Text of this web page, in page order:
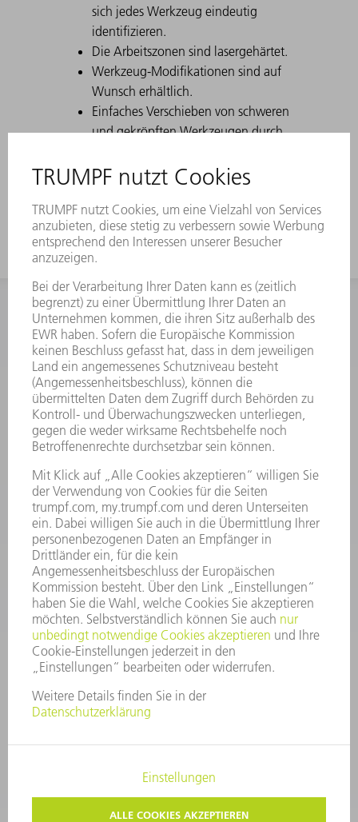
sich jedes Werkzeug eindeutig
identifizieren.
Die Arbeitszonen sind lasergehärtet.
Werkzeug-Modifikationen sind auf
Wunsch erhältlich.
Einfaches Verschieben von schweren
und gekröpften Werkzeugen durch
Durch eine starke Kröpfung speziell
INFORMATION
Häufig gestellte Fragen
Allgemeine Geschäftsbedingungen
KONTAKT
Kundenbetreuung TRUMPF Werkzeugmaschinen
+49 7156 303 33222
Mo - Fr: 07:30 - 17:30 Uhr
Erweiterte Rufbereitschaft per Service App Mo - Fr:
06:30 - 20.00 Uhr Sa: 07:00 - 12:00 Uhr
Kundenbetreuung@trumpf.com
KONTAKT
Service TRUMPF Lasertechnik
+49 7156 303 37444
Mo - Fr: 07:30 - 18:00 Uhr
Additive Manufacturing 07:30 - 17:30 Uhr
spareparts.tld@trumpf.com
COPYRIGHT UND MARKENZEICHEN
NUTZUNGSBEDINGUNGEN